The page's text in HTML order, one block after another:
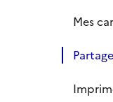
Mes